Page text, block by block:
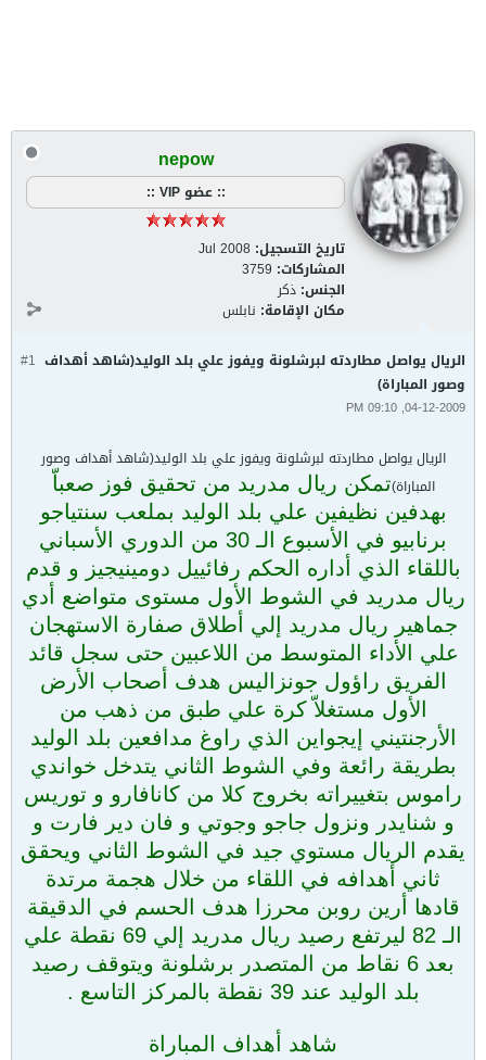
nepow
:: عضو VIP ::
تاريخ التسجيل: Jul 2008
المشاركات: 3759
الجنس: ذكر
مكان الإقامة: نابلس
#1 الريال يواصل مطاردته لبرشلونة ويفوز علي بلد الوليد(شاهد أهداف
وصور المباراة)
04-12-2009, 09:10 PM
الريال يواصل مطاردته لبرشلونة ويفوز علي بلد الوليد(شاهد أهداف وصور
المباراة)تمكن ريال مدريد من تحقيق فوز صعباّ
بهدفين نظيفين علي بلد الوليد بملعب سنتياجو
برنابيو في الأسبوع الـ 30 من الدوري الأسباني
باللقاء الذي أداره الحكم رفائييل دومينيجيز و قدم
ريال مدريد في الشوط الأول مستوى متواضع أدي
جماهير ريال مدريد إلي أطلاق صفارة الاستهجان
علي الأداء المتوسط من اللاعبين حتى سجل قائد
الفريق راؤول جونزاليس هدف أصحاب الأرض
الأول مستغلاّ كرة علي طبق من ذهب من
الأرجنتيني إيجواين الذي راوغ مدافعين بلد الوليد
بطريقة رائعة وفي الشوط الثاني يتدخل خواندي
راموس بتغييراته بخروج كلا من كانافارو و توريس
و شنايدر ونزول جاجو وجوتي و فان دير فارت و
يقدم الريال مستوي جيد في الشوط الثاني ويحقق
ثاني أهدافه في اللقاء من خلال هجمة مرتدة
قادها أرين روبن محرزا هدف الحسم في الدقيقة
الـ 82 ليرتفع رصيد ريال مدريد إلي 69 نقطة علي
بعد 6 نقاط من المتصدر برشلونة ويتوقف رصيد
بلد الوليد عند 39 نقطة بالمركز التاسع .
شاهد أهداف المباراة